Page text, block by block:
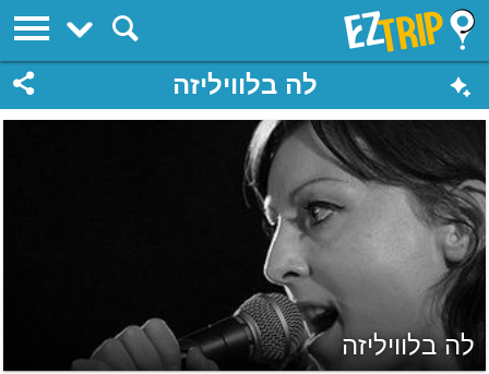
EZTrip
לה בלוויליזה
לה בלוויליזה